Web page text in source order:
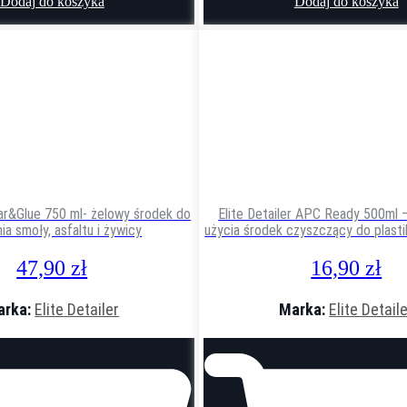
750 ml- żelowy środek do
smoły, asfaltu i żywicy
47,90 zł
Elite Detailer
Elite Detailer APC Ready 500ml
użycia środek czyszczący do
16,90 zł
Marka: Elite